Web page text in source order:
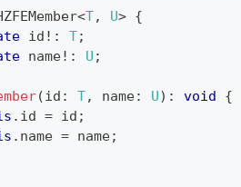
<T, U> {
id ! : T;
name! : U ;
(id : T, name: U) : void
{
. id = id ;
. name = name;